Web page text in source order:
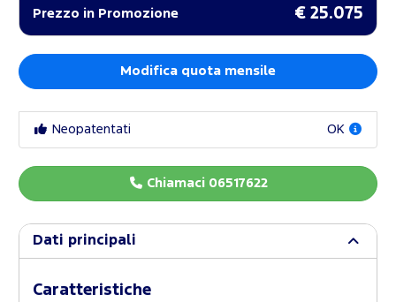
Prezzo in Promozione € 25.075
Modifica quota mensile
Neopatentati OK
Chiamaci 06517622
Dati principali
Caratteristiche